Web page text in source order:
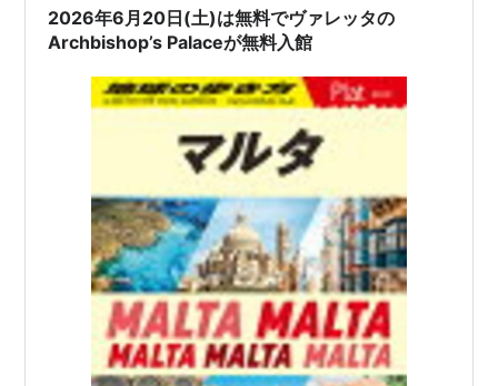
名をカタカナにしたものなので、良かったら参考にして
ください。 🗓️ Sun…
2026年6月20日(土)は無料でヴァレッタの
Archbishop’s Palaceが無料入館